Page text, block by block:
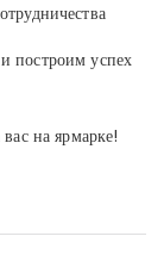
построим успех
на ярмарке!